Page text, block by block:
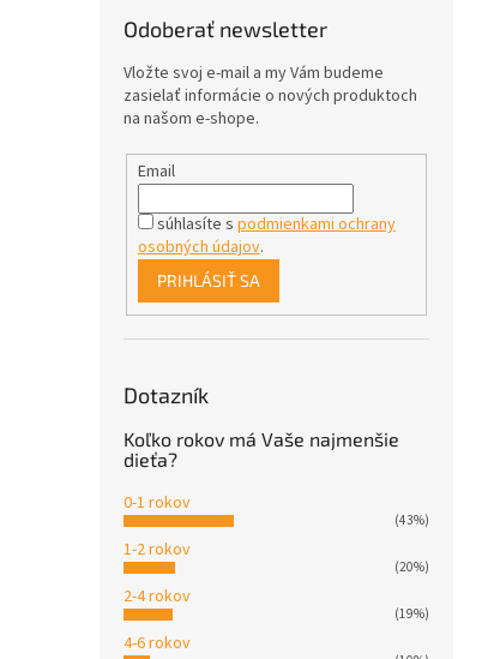
Odoberať newsletter
Vložte svoj e-mail a my Vám budeme
zasielať informácie o nových produktoch
na našom e-shope.
Email
súhlasíte s podmienkami ochrany
osobných údajov.
PRIHLÁSIŤ SA
Dotazník
Koľko rokov má Vaše najmenšie
dieťa?
0-1 rokov
(43%)
1-2 rokov
(20%)
2-4 rokov
(19%)
4-6 rokov